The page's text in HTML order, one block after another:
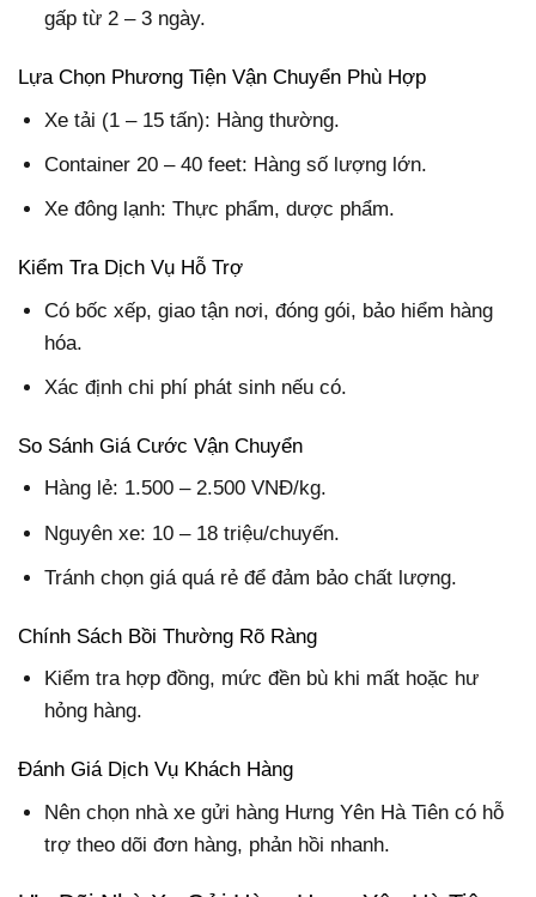
gấp từ 2 – 3 ngày.
Lựa Chọn Phương Tiện Vận Chuyển Phù Hợp
Xe tải (1 – 15 tấn): Hàng thường.
Container 20 – 40 feet: Hàng số lượng lớn.
Xe đông lạnh: Thực phẩm, dược phẩm.
Kiểm Tra Dịch Vụ Hỗ Trợ
Có bốc xếp, giao tận nơi, đóng gói, bảo hiểm hàng
hóa.
Xác định chi phí phát sinh nếu có.
So Sánh Giá Cước Vận Chuyển
Hàng lẻ: 1.500 – 2.500 VNĐ/kg.
Nguyên xe: 10 – 18 triệu/chuyến.
Tránh chọn giá quá rẻ để đảm bảo chất lượng.
Chính Sách Bồi Thường Rõ Ràng
Kiểm tra hợp đồng, mức đền bù khi mất hoặc hư
hỏng hàng.
Đánh Giá Dịch Vụ Khách Hàng
Nên chọn nhà xe gửi hàng Hưng Yên Hà Tiên có hỗ
trợ theo dõi đơn hàng, phản hồi nhanh.